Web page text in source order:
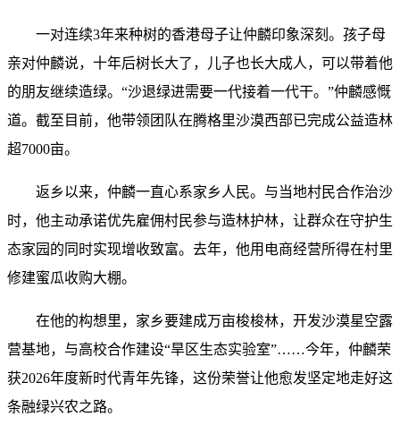
一对连续3年来种树的香港母子让仲麟印象深刻。孩子母
亲对仲麟说，十年后树长大了，儿子也长大成人，可以带着他
的朋友继续造绿。“沙退绿进需要一代接着一代干。”仲麟感慨
道。截至目前，他带领团队在腾格里沙漠西部已完成公益造林
超7000亩。
返乡以来，仲麟一直心系家乡人民。与当地村民合作治沙
时，他主动承诺优先雇佣村民参与造林护林，让群众在守护生
态家园的同时实现增收致富。去年，他用电商经营所得在村里
修建蜜瓜收购大棚。
在他的构想里，家乡要建成万亩梭梭林，开发沙漠星空露
营基地，与高校合作建设“旱区生态实验室”……今年，仲麟荣
获2026年度新时代青年先锋，这份荣誉让他愈发坚定地走好这
条融绿兴农之路。